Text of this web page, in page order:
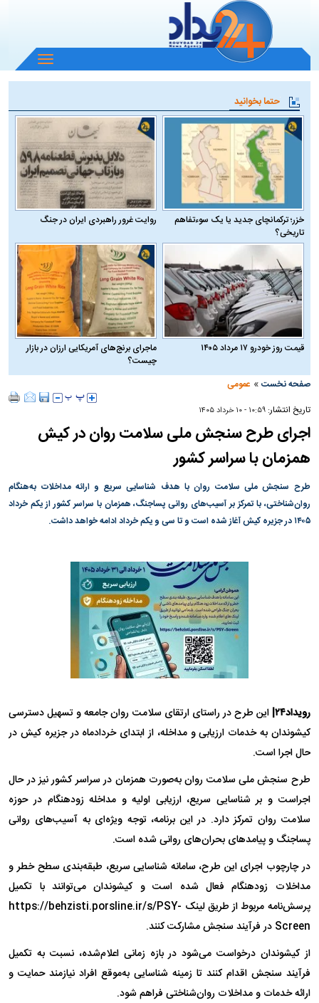
باز
و
منو
حتما بخوانید
خزر؛ ترکمانچای جدید یا یک سوءتفاهم
تاریخی؟
روایت غرور راهبردی ایران در جنگ
قیمت روز خودرو ۱۷ مرداد ۱۴۰۵
ماجرای برنج‌های آمریکایی ارزان در بازار
چیست؟
صفحه نخست » عمومی
تاریخ انتشار:۱۰:۵۹ - ۱۰ خرداد ۱۴۰۵
اجرای طرح سنجش ملی سلامت روان در کیش
همزمان با سراسر کشور
طرح سنجش ملی سلامت روان با هدف شناسایی سریع و ارائه مداخلات به‌هنگام
روان‌شناختی، با تمرکز بر آسیب‌های روانی پساجنگ، همزمان با سراسر کشور از یکم خرداد
۱۴۰۵ در جزیره کیش آغاز شده است و تا سی و یکم خرداد ادامه خواهد داشت.
رویداد۲۴|
این طرح در راستای ارتقای سلامت روان جامعه و تسهیل دسترسی
کیشوندان به خدمات ارزیابی و مداخله، از ابتدای خردادماه در جزیره کیش در
حال اجرا است.
طرح سنجش ملی سلامت روان به‌صورت همزمان در سراسر کشور نیز در حال
اجراست و بر شناسایی سریع، ارزیابی اولیه و مداخله زودهنگام در حوزه
سلامت روان تمرکز دارد. در این برنامه، توجه ویژه‌ای به آسیب‌های روانی
پساجنگ و پیامد‌های بحران‌های روانی شده است.
در چارچوب اجرای این طرح، سامانه شناسایی سریع، طبقه‌بندی سطح خطر و
مداخلات زودهنگام فعال شده است و کیشوندان می‌توانند با تکمیل
پرسش‌نامه مربوط از طریق لینک https://behzisti.porsline.ir/s/PSY-
Screen در فرآیند سنجش مشارکت کنند.
از کیشوندان درخواست می‌شود در بازه زمانی اعلام‌شده، نسبت به تکمیل
فرآیند سنجش اقدام کنند تا زمینه شناسایی به‌موقع افراد نیازمند حمایت و
ارائه خدمات و مداخلات روان‌شناختی فراهم شود.